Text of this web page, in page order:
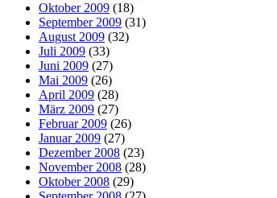
Oktober 2009 (18)
September 2009 (31)
August 2009 (32)
Juli 2009 (33)
Juni 2009 (27)
Mai 2009 (26)
April 2009 (28)
März 2009 (27)
Februar 2009 (26)
Januar 2009 (27)
Dezember 2008 (23)
November 2008 (28)
Oktober 2008 (29)